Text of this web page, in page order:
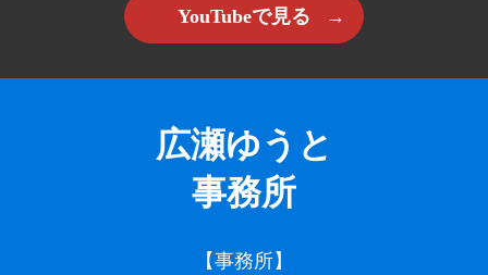
YouTubeで見る
広瀬ゆうと
事務所
【事務所】